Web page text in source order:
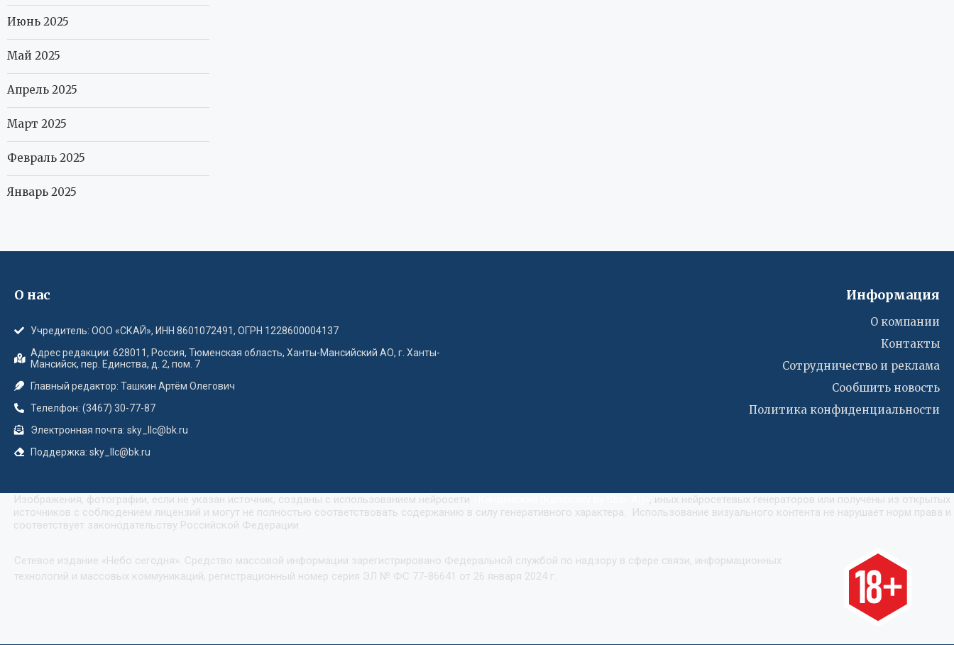
Июнь 2025
Май 2025
Апрель 2025
Март 2025
Февраль 2025
Январь 2025
О нас
Учредитель: ООО «СКАЙ», ИНН 8601072491, ОГРН 1228600004137
Адрес редакции: 628011, Россия, Тюменская область, Ханты-Мансийский АО, г. Ханты-
Мансийск, пер. Единства, д. 2, пом. 7
Главный редактор: Ташкин Артём Олегович
Телелфон: (3467) 30-77-87
Электронная почта: sky_llc@bk.ru
Поддержка: sky_llc@bk.ru
Информация
О компании
Контакты
Сотрудничество и реклама
Сообшить новость
Политика конфиденциальности
Изображения, фотографии, если не указан источник, созданы с использованием нейросети
, иных нейросетевых генераторов или получены из открытых
источников с соблюдением лицензий и могут не полностью соответствовать содержанию в силу генеративного характера. Использование визуального контента не нарушает норм права и
соответствует законодательству Российской Федерации.
Сетевое издание «Небо сегодня». Средство массовой информации зарегистрировано Федеральной службой по надзору в сфере связи, информационных
технологий и массовых коммуникаций, регистрационный номер серия ЭЛ № ФС 77-86641 от 26 января 2024 г.